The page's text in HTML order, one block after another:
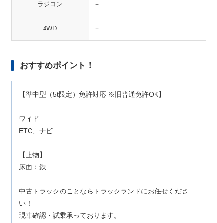
ラジコン －
4WD －
おすすめポイント！
【準中型（5t限定）免許対応 ※旧普通免許OK】
ワイド
ETC、ナビ
【上物】
床面：鉄
中古トラックのことならトラックランドにお任せくださ
い！
現車確認・試乗承っております。